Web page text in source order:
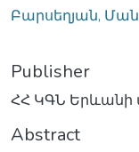
Բարսեղյան,
Publisher
ՀՀ ԿԳՆ
Abstract